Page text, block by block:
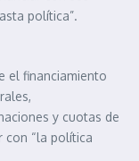
política”.
el financiamiento
y cuotas de
con “la política